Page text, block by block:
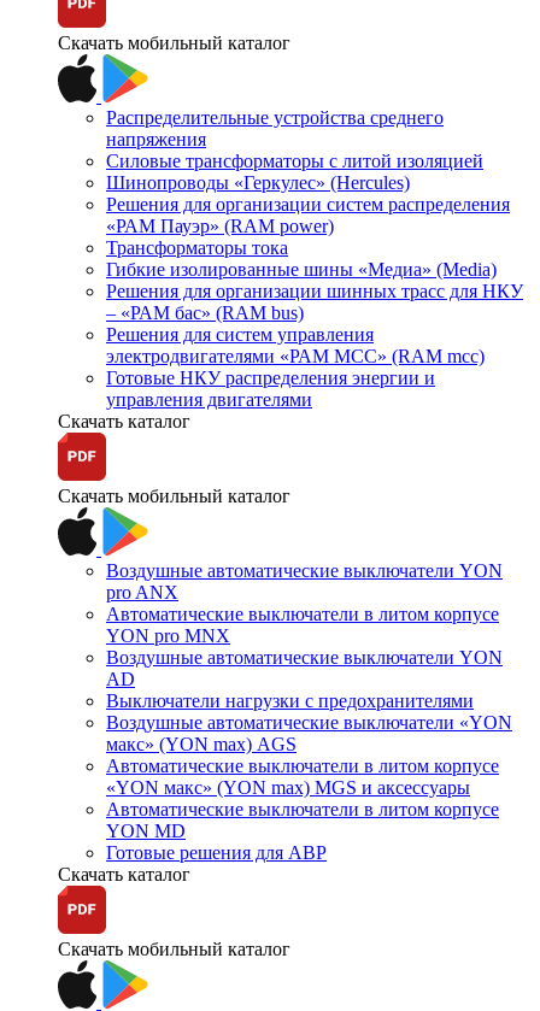
Скачать мобильный каталог
Распределительные устройства среднего
напряжения
Силовые трансформаторы с литой изоляцией
Шинопроводы «Геркулес» (Hercules)
Решения для организации систем распределения
«РАМ Пауэр» (RAM power)
Трансформаторы тока
Гибкие изолированные шины «Медиа» (Media)
Решения для организации шинных трасс для НКУ
– «РАМ бас» (RAM bus)
Решения для систем управления
электродвигателями «РАМ МСС» (RAM mcc)
Готовые НКУ распределения энергии и
управления двигателями
Скачать каталог
Скачать мобильный каталог
Воздушные автоматические выключатели YON
pro ANX
Автоматические выключатели в литом корпусе
YON pro MNX
Воздушные автоматические выключатели YON
AD
Выключатели нагрузки с предохранителями
Воздушные автоматические выключатели «YON
макс» (YON max) AGS
Автоматические выключатели в литом корпусе
«YON макс» (YON max) MGS и аксессуары
Автоматические выключатели в литом корпусе
YON MD
Готовые решения для АВР
Скачать каталог
Скачать мобильный каталог